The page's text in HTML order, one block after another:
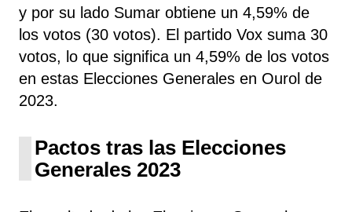
y por su lado Sumar obtiene un 4,59% de
los votos (30 votos). El partido Vox suma 30
votos, lo que significa un 4,59% de los votos
en estas Elecciones Generales en Ourol de
2023.
Pactos tras las Elecciones
Generales 2023